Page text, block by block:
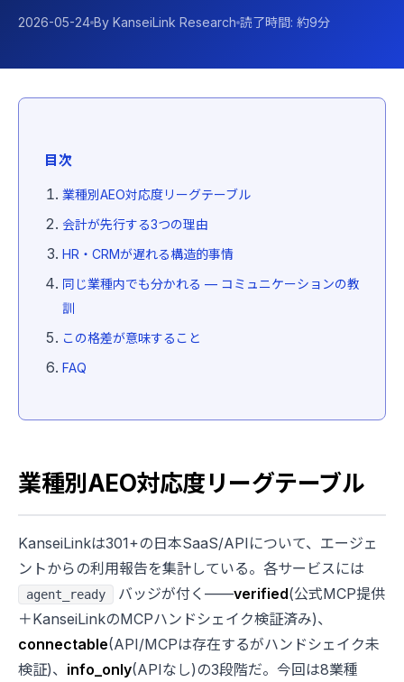
2026-05-24 By KanseiLink Research 読了時間: 約9分
目次
業種別AEO対応度リーグテーブル
会計が先行する3つの理由
HR・CRMが遅れる構造的事情
同じ業種内でも分かれる — コミュニケーションの教
訓
この格差が意味すること
FAQ
業種別AEO対応度リーグテーブル
KanseiLinkは301+の日本SaaS/APIについて、エージェ
ントからの利用報告を集計している。各サービスには
agent_ready バッジが付く——verified(公式MCP提供
＋KanseiLinkのMCPハンドシェイク検証済み)、
connectable(API/MCPは存在するがハンドシェイク未
検証)、 info_only(APIなし)の3段階だ。今回は8業種